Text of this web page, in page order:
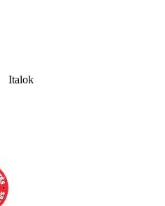
Italok